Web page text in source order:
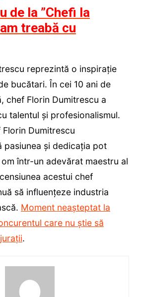
de la ”Chefi la
treabă cu
reprezintă o inspirație
bucătari. În cei 10 ani de
chef Florin Dumitrescu a
talentul și profesionalismul.
Dumitrescu
pasiunea și dedicația pot
într-un adevărat maestru al
acestui chef
să influențeze industria
Moment neașteptat la
care nu știe să
.